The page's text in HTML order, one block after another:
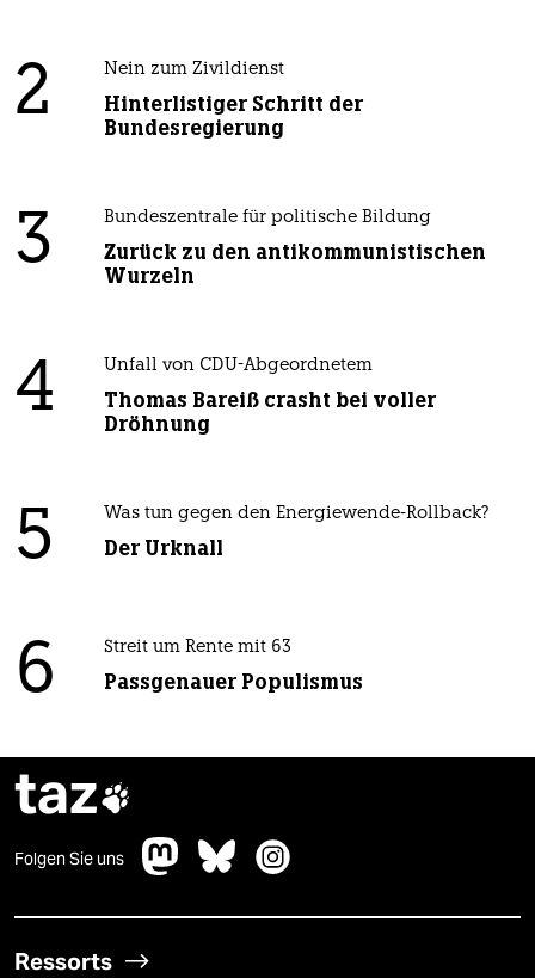
2 Nein zum Zivildienst
Hinterlistiger Schritt der
Bundesregierung
3 Bundeszentrale für politische Bildung
Zurück zu den antikommunistischen
Wurzeln
4 Unfall von CDU-Abgeordnetem
Thomas Bareiß crasht bei voller
Dröhnung
5 Was tun gegen den Energiewende-Rollback?
Der Urknall
6 Streit um Rente mit 63
Passgenauer Populismus
taz
Folgen Sie uns
Ressorts